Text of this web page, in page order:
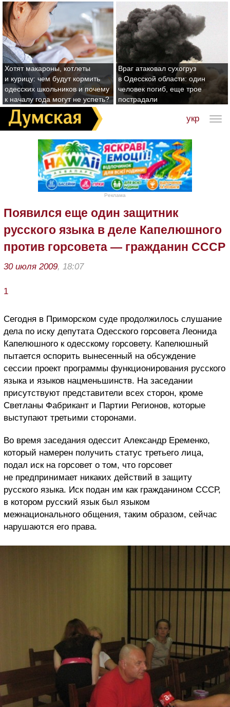
Хотят макароны, котлеты
и курицу: чем будут кормить
одесских школьников и почему
к началу года могут не успеть?
Враг атаковал сухогруз
в Одесской области: один
человек погиб, еще трое
пострадали
укр
Реклама
Появился еще один защитник
русского языка в деле Капелюшного
против горсовета — гражданин СССР
30 июля 2009, 18:07
1
Сегодня в Приморском суде продолжилось слушание
дела по иску депутата Одесского горсовета Леонида
Капелюшного к одесскому горсовету. Капелюшный
пытается оспорить вынесенный на обсуждение
сессии проект программы функционирования русского
языка и языков нацменьшинств. На заседании
присутствуют представители всех сторон, кроме
Светланы Фабрикант и Партии Регионов, которые
выступают третьими сторонами.
Во время заседания одессит Александр Еременко,
который намерен получить статус третьего лица,
подал иск на горсовет о том, что горсовет
не предпринимает никаких действий в защиту
русского языка. Иск подан им как гражданином СССР,
в котором русский язык был языком
межнационального общения, таким образом, сейчас
нарушаются его права.